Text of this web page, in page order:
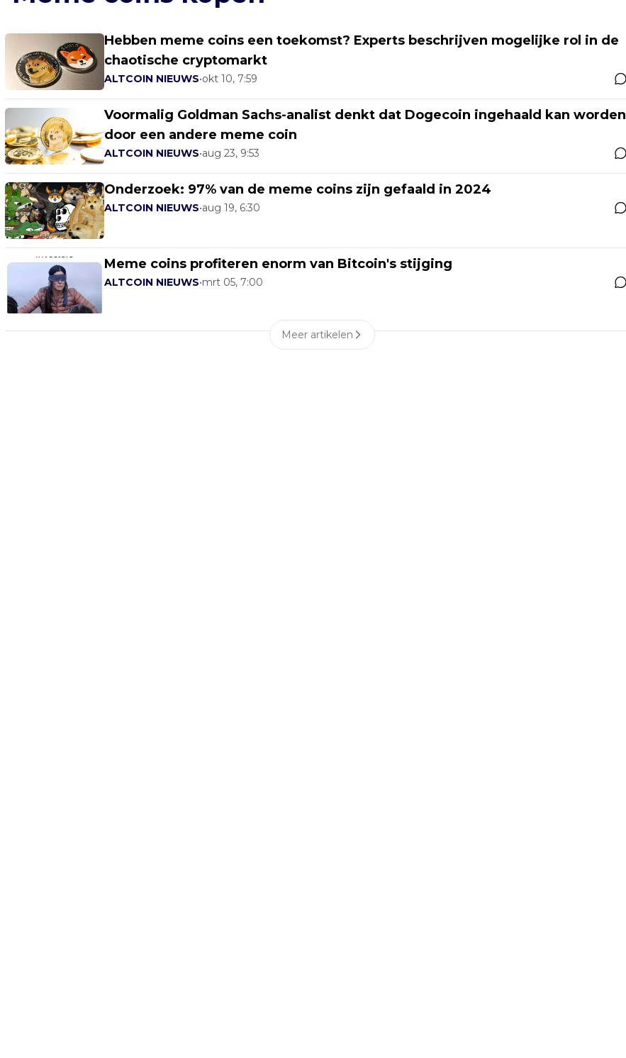
Hebben meme coins een toekomst? Experts beschrijven mogelijke rol in de
chaotische cryptomarkt
ALTCOIN NIEUWS•okt 10, 7:59
Voormalig Goldman Sachs-analist denkt dat Dogecoin ingehaald kan worden
door een andere meme coin
ALTCOIN NIEUWS•aug 23, 9:53
Onderzoek: 97% van de meme coins zijn gefaald in 2024
ALTCOIN NIEUWS•aug 19, 6:30
Meme coins profiteren enorm van Bitcoin's stijging
ALTCOIN NIEUWS•mrt 05, 7:00
Meer artikelen